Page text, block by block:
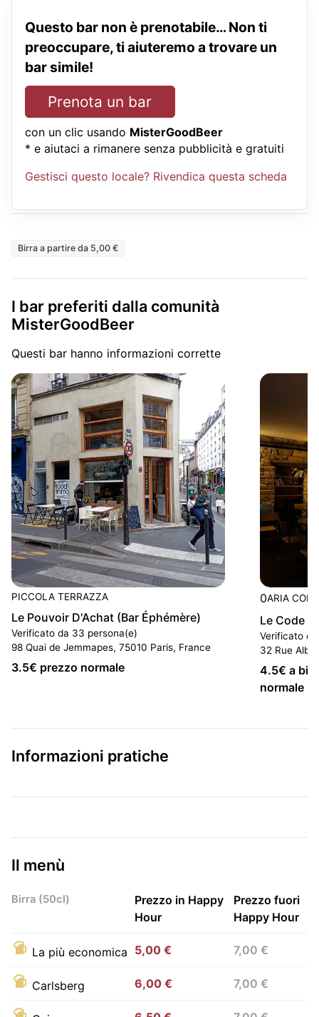
Questo bar non è prenotabile… Non ti
preoccupare, ti aiuteremo a trovare un
bar simile!
Prenota un bar
con un clic usando MisterGoodBeer
* e aiutaci a rimanere senza pubblicità e gratuiti
Gestisci questo locale? Rivendica questa scheda
Birra a partire da 5,00 €
I bar preferiti dalla comunità
MisterGoodBeer
Questi bar hanno informazioni corrette
PICCOLA TERRAZZA
Le Pouvoir D'Achat (Bar Éphémère)
Verificato da 33 persona(e)
98 Quai de Jemmapes, 75010 Paris, France
3.5€ prezzo normale
0ARIA
Le Code
Verificato
32 Rue
4.5€ a
normale
Informazioni pratiche
Il menù
Birra (50cl)
Prezzo in Happy
Hour
Prezzo fuori
Happy Hour
La più economica 5,00 € 7,00 €
Carlsberg 6,00 € 7,00 €